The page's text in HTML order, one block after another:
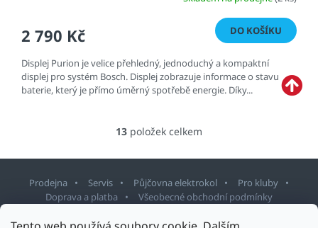
2 790 Kč DO KOŠÍKU
Displej Purion je velice přehledný, jednoduchý a kompaktní
displej pro systém Bosch. Displej zobrazuje informace o stavu
baterie, který je přímo úměrný spotřebě energie. Díky...
O
l
á
d
a
13 položek celkem
Prodejna Servis Půjčovna elektrokol
Pro kluby
Doprava a platba
Všeobecné obchodní podmínky